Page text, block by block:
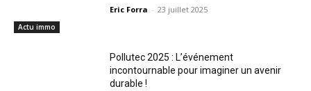
Actu immo
Eric Forra - 23 juillet 2025
Pollutec 2025 : L’événement
incontournable pour imaginer un avenir
durable !